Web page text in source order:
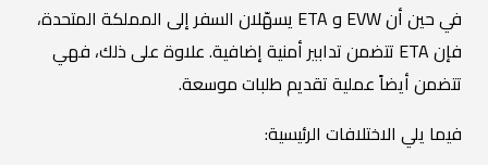
في حين أن EVW و ETA يسهّلان السفر إلى المملكة المتحدة،
فإن ETA تتضمن تدابير أمنية إضافية. علاوة على ذلك، فهي
تتضمن أيضاً عملية تقديم طلبات موسعة.
فيما يلي الاختلافات الرئيسية: